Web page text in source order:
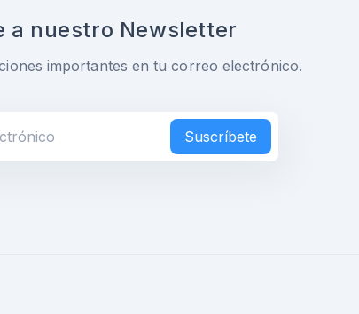
a nuestro Newsletter
importantes en tu correo electrónico.
Suscríbete